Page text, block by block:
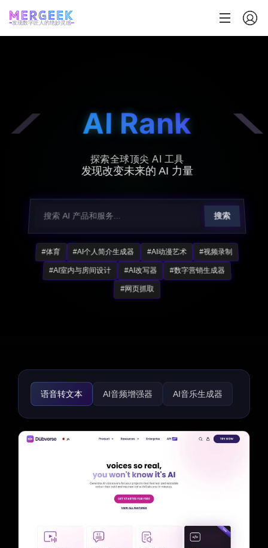
发现数字匠人的绝妙灵感
AI Rank
探索全球顶尖 AI 工具
发现改变未来的 AI 力量
搜索
#体育 #AI个人简介生成器 #AI动漫艺术 #视频录制
#AI室内与房间设计 #AI改写器 #数字营销生成器
#网页抓取
AI音频增强器 AI音乐生成器
文本转语音
语音转文本
语音与音频编辑
AI语音变声器 AI语音聊天生成器
AI名人语音生成器
AI语音识别
AI唱歌生成器